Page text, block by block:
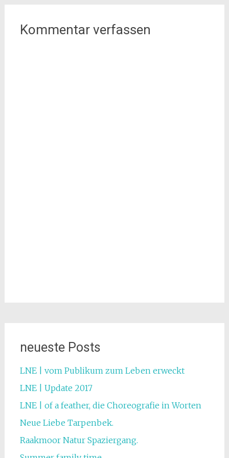
Kommentar verfassen
neueste Posts
LNE | vom Publikum zum Leben erweckt
LNE | Update 2017
LNE | of a feather, die Choreografie in Worten
Neue Liebe Tarpenbek.
Raakmoor Natur Spaziergang.